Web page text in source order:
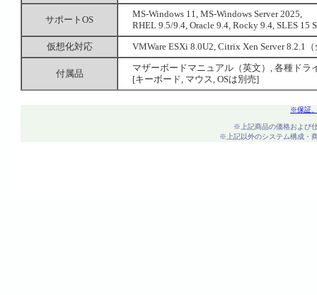
サポートOS
MS-Windows 11, MS-Windows Server 2025,
RHEL 9.5/9.4, Oracle 9.4, Rocky 9.4, SLES 15
仮想化対応
VMWare ESXi 8.0U2, Citrix Xen Server 8.2.1
付属品
マザーボードマニュアル（英文）, 各種ドラ
[キーボード, マウス, OSは別売]
※保証
※上記商品の価格および
※上記以外のシステム構成・